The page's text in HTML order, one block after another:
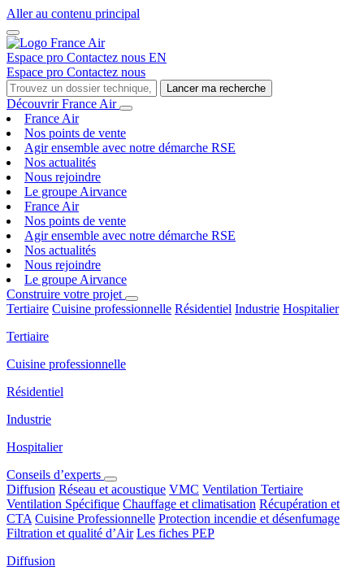
Aller au contenu principal
Espace pro Contactez nous EN
Espace pro Contactez nous
Lancer ma recherche
Découvrir France Air
France Air
Nos points de vente
Agir ensemble avec notre démarche RSE
Nos actualités
Nous rejoindre
Le groupe Airvance
France Air
Nos points de vente
Agir ensemble avec notre démarche RSE
Nos actualités
Nous rejoindre
Le groupe Airvance
Construire votre projet
Tertiaire Cuisine professionnelle Résidentiel Industrie Hospitalier
Tertiaire
Cuisine professionnelle
Résidentiel
Industrie
Hospitalier
Conseils d’experts
Diffusion Réseau et acoustique VMC Ventilation Tertiaire
Ventilation Spécifique Chauffage et climatisation Récupération et
CTA Cuisine Professionnelle Protection incendie et désenfumage
Filtration et qualité d’Air Les fiches PEP
Diffusion